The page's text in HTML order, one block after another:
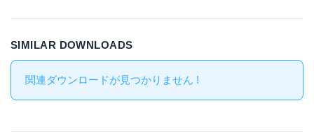
SIMILAR DOWNLOADS
関連ダウンロードが見つかりません !